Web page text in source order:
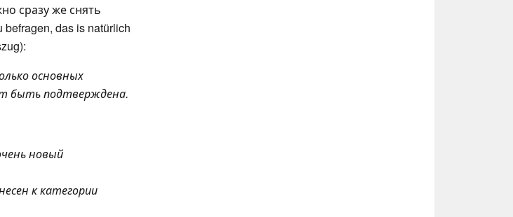
сразу же снять
das is natürlich
основных
быть подтверждена.
новый
к категории